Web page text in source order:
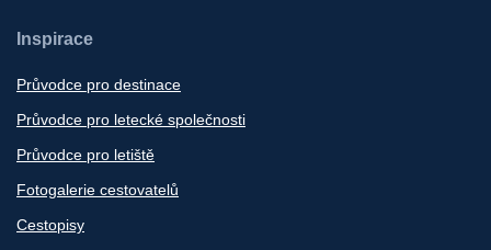
Inspirace
Průvodce pro destinace
Průvodce pro letecké společnosti
Průvodce pro letiště
Fotogalerie cestovatelů
Cestopisy